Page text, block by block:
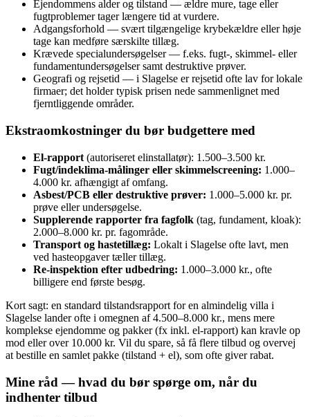
Ejendommens alder og tilstand — ældre mure, tage eller
fugtproblemer tager længere tid at vurdere.
Adgangsforhold — svært tilgængelige krybekældre eller høje
tage kan medføre særskilte tillæg.
Krævede specialundersøgelser — f.eks. fugt‑, skimmel‑ eller
fundamentundersøgelser samt destruktive prøver.
Geografi og rejsetid — i Slagelse er rejsetid ofte lav for lokale
firmaer; det holder typisk prisen nede sammenlignet med
fjerntliggende områder.
Ekstraomkostninger du bør budgettere med
El‑rapport (autoriseret elinstallatør): 1.500–3.500 kr.
Fugt/indeklima‑målinger eller skimmelscreening: 1.000–
4.000 kr. afhængigt af omfang.
Asbest/PCB eller destruktive prøver: 1.000–5.000 kr. pr.
prøve eller undersøgelse.
Supplerende rapporter fra fagfolk (tag, fundament, kloak):
2.000–8.000 kr. pr. fagområde.
Transport og hastetillæg: Lokalt i Slagelse ofte lavt, men
ved hasteopgaver tæller tillæg.
Re‑inspektion efter udbedring: 1.000–3.000 kr., ofte
billigere end første besøg.
Kort sagt: en standard tilstandsrapport for en almindelig villa i
Slagelse lander ofte i omegnen af 4.500–8.000 kr., mens mere
komplekse ejendomme og pakker (fx inkl. el‑rapport) kan kravle op
mod eller over 10.000 kr. Vil du spare, så få flere tilbud og overvej
at bestille en samlet pakke (tilstand + el), som ofte giver rabat.
Mine råd — hvad du bør spørge om, når du
indhenter tilbud